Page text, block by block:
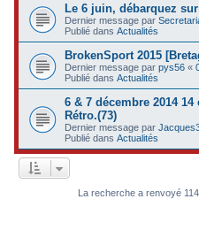
Le 6 juin, débarquez
Dernier message par
Publié dansActualités
BrokenSport 2015
Dernier message parpys56 «
Publié dansActualités
6 & 7 décembre 2014
Rétro.(73)
Dernier message par
Publié dansActualités
La recherche a renvoyé